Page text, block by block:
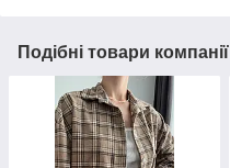
Подібні товари компанії